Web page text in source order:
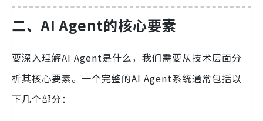
二、AI Agent的核心要素
要深入理解AI Agent是什么，我们需要从技术层面分
析其核心要素。一个完整的AI Agent系统通常包括以
下几个部分：